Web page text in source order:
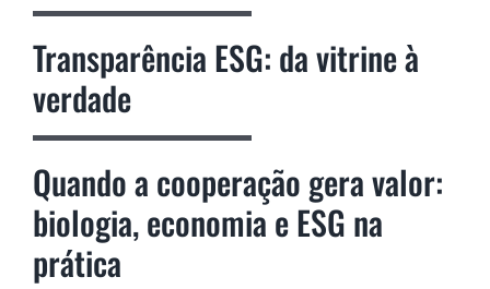
Transparência ESG: da vitrine à
verdade
Quando a cooperação gera valor:
biologia, economia e ESG na
prática